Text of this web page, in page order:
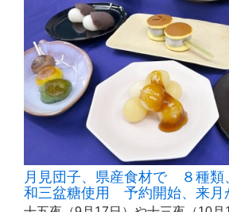
月見団子、県産食材で ８種類
和三盆糖使用 予約開始、来月